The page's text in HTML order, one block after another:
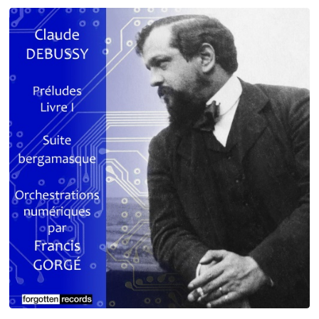
Debussy - Schmitt - Ravel
orchestrations numériques par Francis Gorgé